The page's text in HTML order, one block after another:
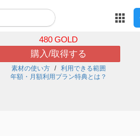
480 GOLD
購入/取得する
素材の使い方
利用できる範囲
年額・月額利用プラン特典とは？